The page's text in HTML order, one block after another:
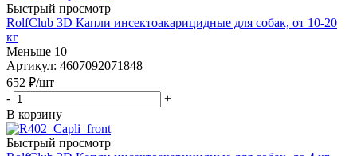
Быстрый просмотр
RolfClub 3D Капли инсектоакарицидные для собак, от 10-20
кг
Меньше 10
Артикул: 4607092071848
652 ₽/шт
-
+
В корзину
Быстрый просмотр